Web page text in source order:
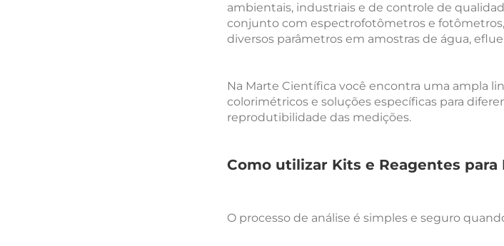
ambientais, industriais e de controle de
conjunto com espectrofotômetros e
diversos parâmetros em amostras de água,
Na Marte Científica você encontra uma ampla
colorimétricos e soluções específicas para
reprodutibilidade das medições.
Como utilizar Kits e Reagentes
O processo de análise é simples e seguro